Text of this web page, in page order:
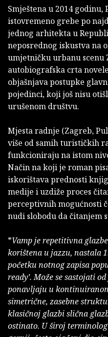
Smještena u 2014 godinu,
istovremeno grebe po
jednog arhitekta u
neposrednog iskustva na
umjetničku urbanu scenu
autobiografska crta
objašnjava postupke
pojedinci, koji još nisu
urušenom društvu.
Mjesta radnje (Zagreb,
više od samih turističkih
funkcioniraju na istom
Način na koji je roman
iskorištava prednosti
medije i uzdiže proces
perceptivnih mogućnosti
nudi slobodu da čitanjem
*Vamp je repetitivna
korištena u jazzu, nastala
početku notnog zapisa
ready’. Može se sastojati
ponavljaju u
simetrične, zasebne
klasičnoj glazbi slična
ostinato. U široj